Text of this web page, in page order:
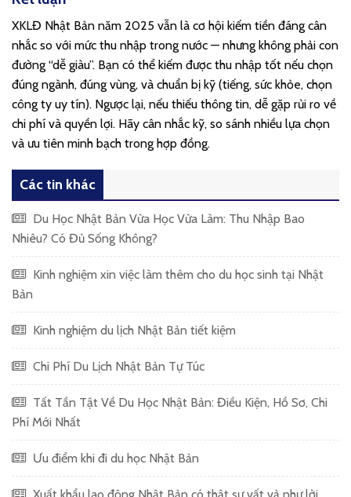
XKLĐ Nhật Bản năm 2025 vẫn là cơ hội kiếm tiền đáng cân
nhắc so với mức thu nhập trong nước — nhưng không phải con
đường “dễ giàu”. Bạn có thể kiếm được thu nhập tốt nếu chọn
đúng ngành, đúng vùng, và chuẩn bị kỹ (tiếng, sức khỏe, chọn
công ty uy tín). Ngược lại, nếu thiếu thông tin, dễ gặp rủi ro về
chi phí và quyền lợi. Hãy cân nhắc kỹ, so sánh nhiều lựa chọn
và ưu tiên minh bạch trong hợp đồng.
Các tin khác
Du Học Nhật Bản Vừa Học Vừa Làm: Thu Nhập Bao
Nhiêu? Có Đủ Sống Không?
Kinh nghiệm xin việc làm thêm cho du học sinh tại Nhật
Bản
Kinh nghiệm du lịch Nhật Bản tiết kiệm
Chi Phí Du Lịch Nhật Bản Tự Túc
Tất Tần Tật Về Du Học Nhật Bản: Điều Kiện, Hồ Sơ, Chi
Phí Mới Nhất
Ưu điểm khi đi du học Nhật Bản